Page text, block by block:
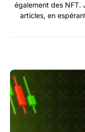
également des NFT.
articles, en